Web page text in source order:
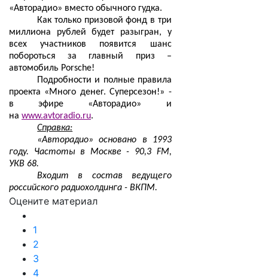
«Авторадио» вместо обычного гудка.
Как только призовой фонд в три
миллиона рублей будет разыгран, у
всех участников появится шанс
побороться за главный приз –
автомобиль Porsche!
Подробности и полные правила
проекта «Много денег. Суперсезон!» -
в эфире «Авторадио» и
на www.avtoradio.ru.
Справка:
«Авторадио» основано в 1993
году. Частоты в Москве - 90,3 FM,
УКВ 68.
Входит в состав ведущего
российского радиохолдинга - ВКПМ.
Оцените материал
1
2
3
4